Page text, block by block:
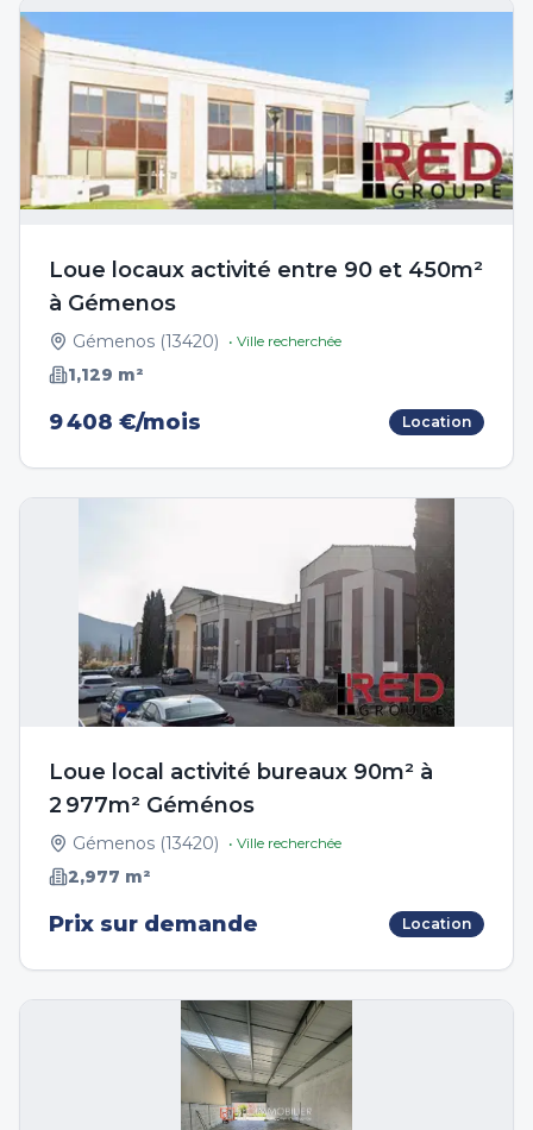
Loue locaux activité entre 90 et 450m²
à Gémenos
Gémenos (13420) • Ville recherchée
1,129 m²
9 408 €/mois Location
Loue local activité bureaux 90m² à
2 977m² Géménos
Gémenos (13420) • Ville recherchée
2,977 m²
Prix sur demande Location